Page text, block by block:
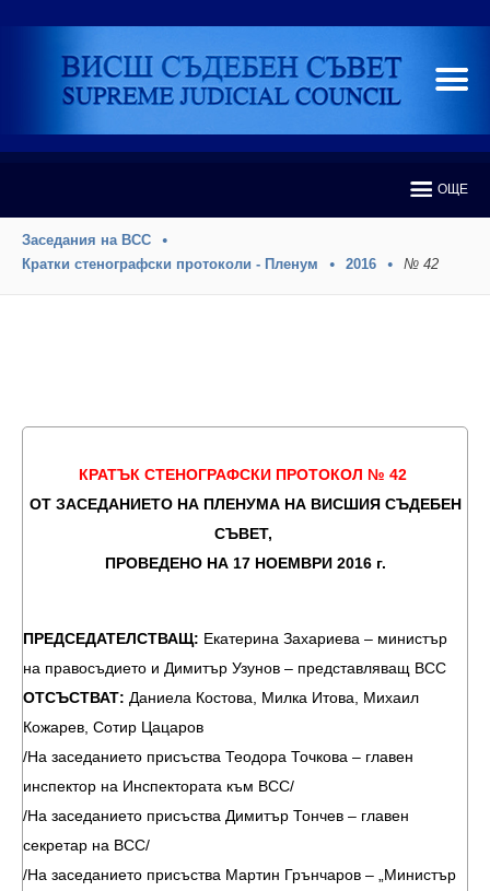
ОЩЕ
Заседания на ВСС
Кратки стенографски протоколи - Пленум
2016 № 42
КРАТЪК СТЕНОГРАФСКИ ПРОТОКОЛ № 42
ОТ ЗАСЕДАНИЕТО НА ПЛЕНУМА НА ВИСШИЯ СЪДЕБЕН
СЪВЕТ,
ПРОВЕДЕНО НА 17 НОЕМВРИ 2016 г.
ПРЕДСЕДАТЕЛСТВАЩ: Екатерина Захариева – министър
на правосъдието и Димитър Узунов – представляващ ВСС
ОТСЪСТВАТ: Даниела Костова, Милка Итова, Михаил
Кожарев, Сотир Цацаров
/На заседанието присъства Теодора Точкова – главен
инспектор на Инспектората към ВСС/
/На заседанието присъства Димитър Тончев – главен
секретар на ВСС/
/На заседанието присъства Мартин Грънчаров – „Министър